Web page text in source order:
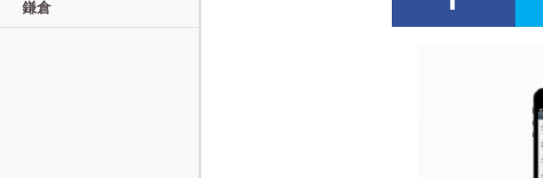
鎌倉